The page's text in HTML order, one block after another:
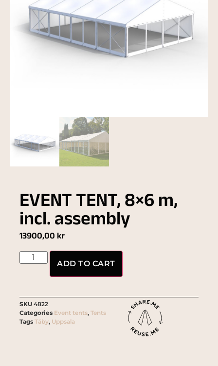
EVENT TENT, 8×6 m,
incl. assembly
13900,00 kr
ADD TO CART
SKU 4822
Categories Event tents, Tents
Tags Täby, Uppsala